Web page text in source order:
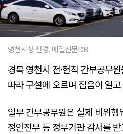
영천시청 전경. 매일신문DB
경북 영천시 전·현직 간부공무
따라 구설에 오르며 잡음이 일
일부 간부공무원은 실제 비위
정안전부 등 정부기관 감사를